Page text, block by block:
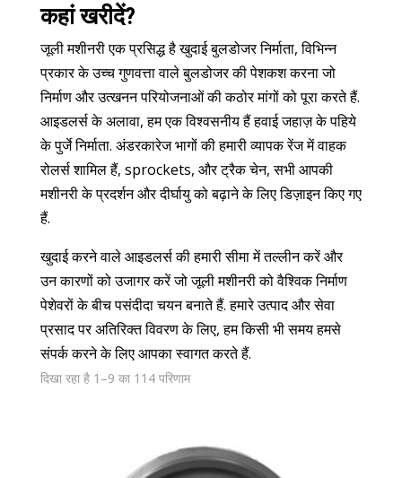
कहां खरीदें?
जूली मशीनरी एक प्रसिद्ध हैखुदाई बुलडोजर निर्माता, विभिन्न
प्रकार के उच्च गुणवत्ता वाले बुलडोजर की पेशकश करना जो
निर्माण और उत्खनन परियोजनाओं की कठोर मांगों को पूरा करते हैं.
आइडलर्स के अलावा, हम एक विश्वसनीय हैंहवाई जहाज़ के पहिये
के पुर्जे निर्माता. अंडरकारेज भागों की हमारी व्यापक रेंज में वाहक
रोलर्स शामिल हैं, sprockets, और ट्रैक चेन, सभी आपकी
मशीनरी के प्रदर्शन और दीर्घायु को बढ़ाने के लिए डिज़ाइन किए गए
हैं.
खुदाई करने वाले आइडलर्स की हमारी सीमा में तल्लीन करें और
उन कारणों को उजागर करें जो जूली मशीनरी को वैश्विक निर्माण
पेशेवरों के बीच पसंदीदा चयन बनाते हैं. हमारे उत्पाद और सेवा
प्रसाद पर अतिरिक्त विवरण के लिए, हम किसी भी समय हमसे
संपर्क करने के लिए आपका स्वागत करते हैं.
दिखा रहा है 1–9 का 114 परिणाम